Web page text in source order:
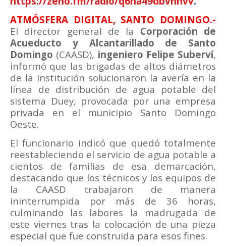
ATMÓSFERA DIGITAL, SANTO DOMINGO.-
El director general de la Corporación de
Acueducto y Alcantarillado de Santo
Domingo (CAASD), ingeniero Felipe Suberví,
informó que las brigadas de altos diámetros
de la institución solucionaron la avería en la
línea de distribución de agua potable del
sistema Duey, provocada por una empresa
privada en el municipio Santo Domingo
Oeste.
El funcionario indicó que quedó totalmente
reestableciendo el servicio de agua potable a
cientos de familias de esa demarcación,
destacando que los técnicos y los equipos de
la CAASD trabajaron de manera
ininterrumpida por más de 36 horas,
culminando las labores la madrugada de
este viernes tras la colocación de una pieza
especial que fue construida para esos fines.